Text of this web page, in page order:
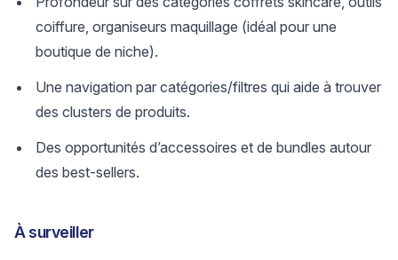
coiffure, organiseurs maquillage (idéal pour une
boutique de niche).
Une navigation par catégories/filtres qui aide à trouver
des clusters de produits.
Des opportunités d’accessoires et de bundles autour
des best-sellers.
À surveiller